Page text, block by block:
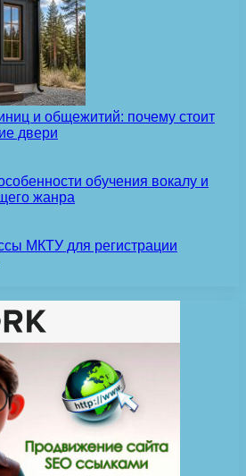
и общежитий: почему стоит
двери
обучения вокалу и
жанра
МКТУ для регистрации